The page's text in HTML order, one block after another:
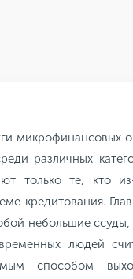
микрофинансовых
различных
только те, кто
кредитования.
небольшие ссуды,
людей
способом